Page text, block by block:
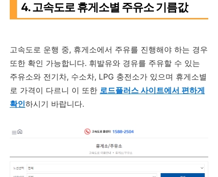
4. 고속도로 휴게소별 주유소 기름값
고속도로 운행 중, 휴게소에서 주유를 진행해야 하는 경우
또한 확인 가능합니다. 휘발유와 경유를 주유할 수 있는
주유소와 전기차, 수소차, LPG 충전소가 있으며 휴게소별
로 가격이 다르니 이 또한 로드플러스 사이트에서 편하게
확인하시기 바랍니다.